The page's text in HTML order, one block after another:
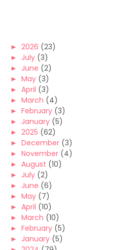
► 2026 (23)
► July (3)
► June (2)
► May (3)
► April (3)
► March (4)
► February (3)
► January (5)
► 2025 (62)
► December (3)
► November (4)
► August (10)
► July (2)
► June (6)
► May (7)
► April (10)
► March (10)
► February (5)
► January (5)